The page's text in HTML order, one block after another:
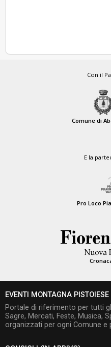
Con il
Comune di
E la
Pro Loco
EVENTI MONTAGNA PISTOIESE
Portale di riferimento per tutti
Sagre, Mercati, Feste, Musica,
organizzati per ogni Comune e